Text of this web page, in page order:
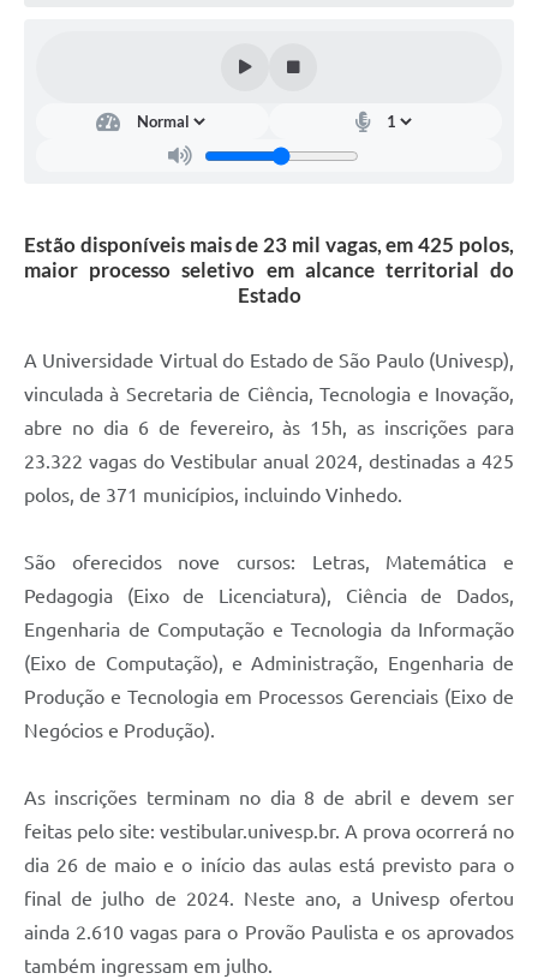
Sistema de Protocolo
Listagem dos CEPs de Vinhedo
Associação dos Servidores Públicos Municipais de
Audiências Públicas
Arquivos para Download
Galeria de Vídeos
Contas Públicas
Legislação
Links Úteis
Serviços Online
Estão disponíveis mais de 23 mil vagas, em 425 polos,
maior processo seletivo em alcance territorial do
Estado
A Universidade Virtual do Estado de São Paulo (Univesp),
vinculada à Secretaria de Ciência, Tecnologia e Inovação,
abre no dia 6 de fevereiro, às 15h, as inscrições para
23.322 vagas do Vestibular anual 2024, destinadas a 425
polos, de 371 municípios, incluindo Vinhedo.
São oferecidos nove cursos: Letras, Matemática e
Pedagogia (Eixo de Licenciatura), Ciência de Dados,
Engenharia de Computação e Tecnologia da Informação
(Eixo de Computação), e Administração, Engenharia de
Produção e Tecnologia em Processos Gerenciais (Eixo de
Negócios e Produção).
As inscrições terminam no dia 8 de abril e devem ser
feitas pelo site: vestibular.univesp.br. A prova ocorrerá no
dia 26 de maio e o início das aulas está previsto para o
final de julho de 2024. Neste ano, a Univesp ofertou
ainda 2.610 vagas para o Provão Paulista e os aprovados
também ingressam em julho.